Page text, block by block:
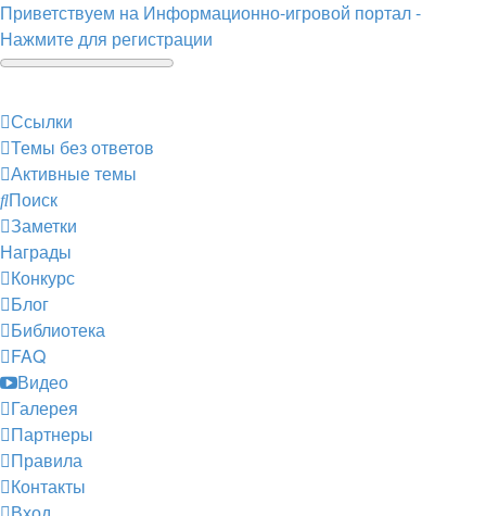
Приветствуем на Информационно-игровой портал -
Нажмите для регистрации
Ссылки
Темы без ответов
Активные темы
Поиск
Заметки
Награды
Конкурс
Блог
Библиотека
FAQ
Видео
Галерея
Партнеры
Правила
Контакты